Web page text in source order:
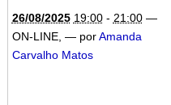
26/08/2025 19:00- 21:00 —
ON-LINE, — porAmanda
Carvalho Matos